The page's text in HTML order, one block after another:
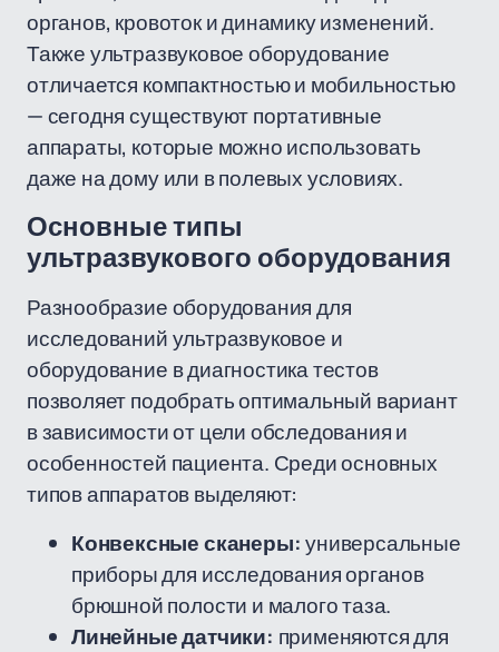
органов, кровоток и динамику изменений.
Также ультразвуковое оборудование
отличается компактностью и мобильностью
— сегодня существуют портативные
аппараты, которые можно использовать
даже на дому или в полевых условиях.
Основные типы
ультразвукового оборудования
Разнообразие оборудования для
исследований ультразвуковое и
оборудование в диагностика тестов
позволяет подобрать оптимальный вариант
в зависимости от цели обследования и
особенностей пациента. Среди основных
типов аппаратов выделяют:
Конвексные сканеры:универсальные
приборы для исследования органов
брюшной полости и малого таза.
Линейные датчики: применяются для